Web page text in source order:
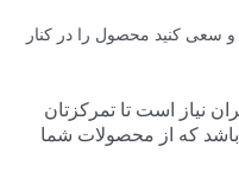
و سعی کنید محصول را در کنار
نیاز است تا تمرکزتان
که از محصولات شما